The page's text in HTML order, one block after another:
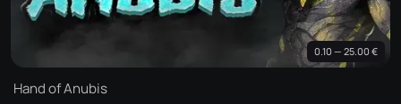
0.10 — 25.00 €
Hand of Anubis